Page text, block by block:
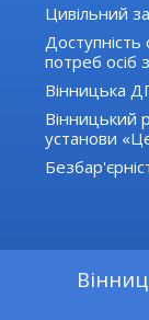
Цивільний
потреб осіб
Вінницька
Вінницький
установи